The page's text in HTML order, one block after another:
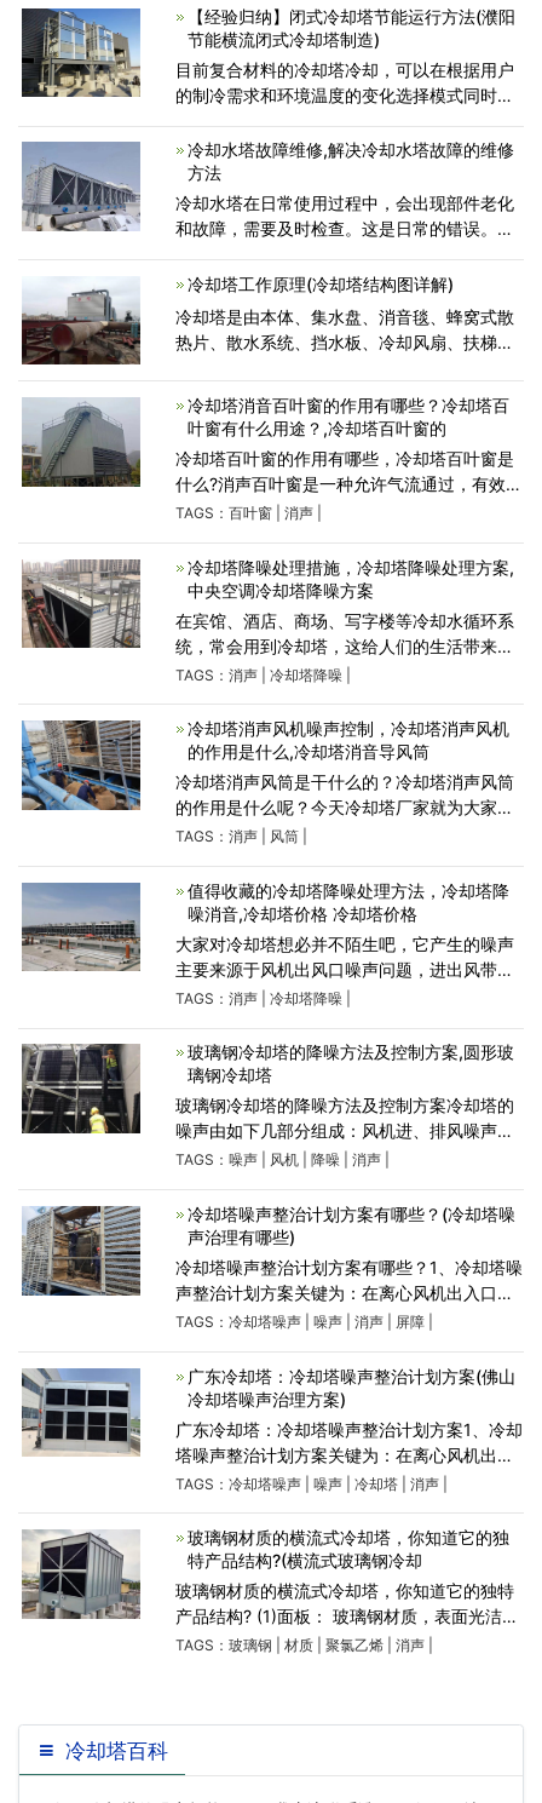
【经验归纳】闭式冷却塔节能运行方法(濮阳
节能横流闭式冷却塔制造)
目前复合材料的冷却塔冷却，可以在根据用户
的制冷需求和环境温度的变化选择模式同时，
更多的能源优点，这里研究的问题包括，冷却
塔化合物的数学模型的
冷却水塔故障维修,解决冷却水塔故障的维修
方法
冷却水塔在日常使用过程中，会出现部件老化
和故障，需要及时检查。这是日常的错误。本
的维修方法，冷却水塔水温异常升高、冷却水
塔塔体噪音故障
冷却塔工作原理(冷却塔结构图详解)
冷却塔是由本体、集水盘、消音毯、蜂窝式散
热片、散水系统、挡水板、冷却风扇、扶梯等
却塔的工作原理。 冷却塔是用需冷却的水
经散水系统
冷却塔消音百叶窗的作用有哪些？冷却塔百
叶窗有什么用途？,冷却塔百叶窗的
冷却塔百叶窗的作用有哪些，冷却塔百叶窗是
什么?消声百叶窗是一种允许气流通过，有效防
止或减弱声能向外传播的装置。它是降低空气
进口.通过排气
TAGS： 百叶窗| 消声|
冷却塔降噪处理措施，冷却塔降噪处理方案,
中央空调冷却塔降噪方案
在宾馆、酒店、商场、写字楼等冷却水循环系
统，常会用到冷却塔，这给人们的生活带来了
极大的便利。但冷却塔在运行工作时，往往会
下面广东康明节能
TAGS： 消声| 冷却塔降噪
冷却塔消声风机噪声控制，冷却塔消声风机
的作用是什么,冷却塔消音导风筒
冷却塔消声风筒是干什么的？冷却塔消声风筒
的作用是什么呢？今天冷却塔厂家就为大家来
介绍下冷却塔消声风筒进行噪音治理的一些知
方向流动的柔性
TAGS： 消声| 风筒|
值得收藏的冷却塔降噪处理方法，冷却塔降
噪消音,冷却塔价格 冷却塔价格
大家对冷却塔想必并不陌生吧，它产生的噪声
主要来源于风机出风口噪声问题，进出风带来
的空气动力型噪声，通过空气传播，冷却塔震
伤害，冷却塔降噪处理刻
TAGS： 消声| 冷却塔降噪
玻璃钢冷却塔的降噪方法及控制方案,圆形玻
璃钢冷却塔
玻璃钢冷却塔的降噪方法及控制方案冷却塔的
噪声由如下几部分组成：风机进、排风噪声；
淋水噪声; 风机减速器和电动机噪声；冷却塔水
声和轴流风机排
TAGS： 噪声| 风机| 降噪 消声|
冷却塔噪声整治计划方案有哪些？(冷却塔噪
声治理有哪些)
冷却塔噪声整治计划方案有哪些？1、冷却塔噪
声整治计划方案关键为：在离心风机出入口设
定消声器，能够合理阻拦气体驱动力噪声，冷
及机械设备噪声，在进
TAGS： 冷却塔噪声| 噪声| 消声| 屏障|
广东冷却塔：冷却塔噪声整治计划方案(佛山
冷却塔噪声治理方案)
广东冷却塔：冷却塔噪声整治计划方案1、冷却
塔噪声整治计划方案关键为：在离心风机出入
口设定消声器，能够合理阻拦气体驱动力噪
水噪声及机械设备噪声，
TAGS： 冷却塔噪声| 噪声| 冷却塔| 消声|
玻璃钢材质的横流式冷却塔，你知道它的独
特产品结构?(横流式玻璃钢冷却
玻璃钢材质的横流式冷却塔，你知道它的独特
产品结构? (1)面板： 玻璃钢材质，表面光洁美
观，耐腐蚀，防老化。 (2)填料： 为改性聚氯
TAGS： 玻璃钢 材质| 聚氯乙烯| 消声|
冷却塔百科